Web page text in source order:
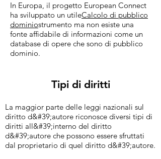
In Europa, il progetto European Connect
ha sviluppato un utileCalcolo di pubblico
dominiostrumento ma non esiste una
fonte affidabile di informazioni come un
database di opere che sono di pubblico
dominio.
Tipi di diritti
La maggior parte delle leggi nazionali sul
diritto d&#39;autore riconosce diversi tipi di
diritti all&#39;interno del diritto
d&#39;autore che possono essere sfruttati
dal proprietario di quel diritto d&#39;autore.